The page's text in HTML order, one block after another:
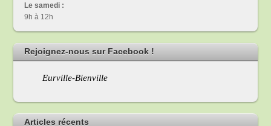
Le samedi :
9h à 12h
Rejoignez-nous sur Facebook !
Eurville-Bienville
Articles récents